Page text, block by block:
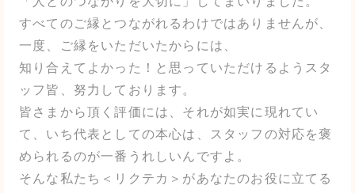
すべてのご縁とつながれるわけではありませんが、
一度、ご縁をいただいたからには、
知り合えてよかった！と思っていただけるようスタ
ッフ皆、努力しております。
皆さまから頂く評価には、それが如実に現れてい
て、いち代表としての本心は、スタッフの対応を褒
められるのが一番うれしいんですよ。
そんな私たち＜リクテカ＞があなたのお役に立てる